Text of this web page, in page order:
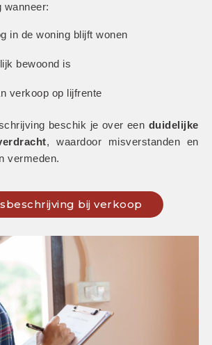
wanneer:
in de woning blijft wonen
bewoond is
verkoop op lijfrente
beschik je over een duidelijke
, waardoor misverstanden en
vermeden.
bij verkoop